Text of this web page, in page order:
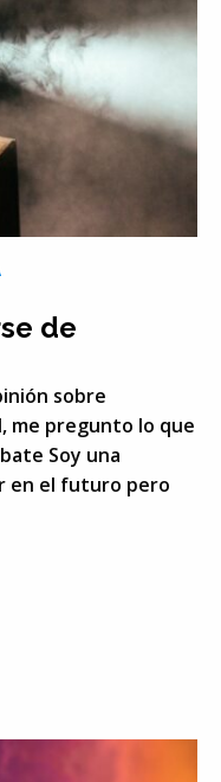
de
sobre
me pregunto lo que
Soy una
en el futuro pero